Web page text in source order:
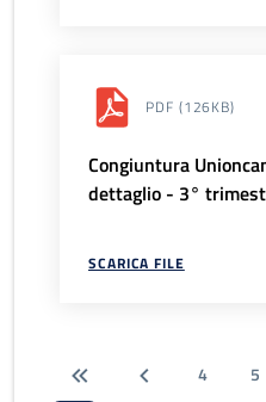
PDF (126KB)
Congiuntura
dettaglio - 3°
SCARICA FILE
4 5